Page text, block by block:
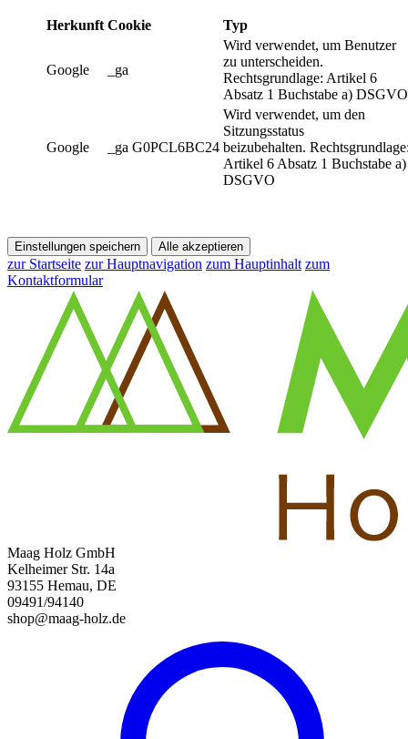
Herkunft Cookie Typ
Google _ga
Wird verwendet, um Benutzer
zu unterscheiden.
Rechtsgrundlage: Artikel 6
Absatz 1 Buchstabe a) DSGVO
Google _ga G0PCL6BC24
Wird verwendet, um den
Sitzungsstatus
beizubehalten.
Artikel 6 Absatz 1 Buchstabe a)
DSGVO
Einstellungen speichern Alle akzeptieren
zur Startseite zur Hauptnavigation zum Hauptinhalt zum
Kontaktformular
Maag Holz GmbH
Kelheimer Str. 14a
93155 Hemau, DE
09491/94140
shop@maag-holz.de